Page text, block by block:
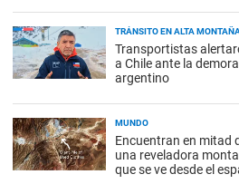
TRÁNSITO EN ALTA
Transportistas
a Chile ante la
argentino
MUNDO
Encuentran en mitad
una reveladora
que se ve desde el